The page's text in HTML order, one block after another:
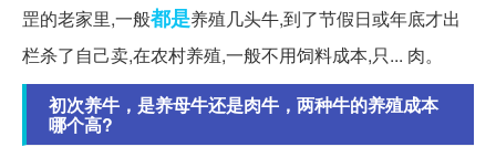
罡的老家里,一般都是养殖几头牛,到了节假日或年底才出
栏杀了自己卖,在农村养殖,一般不用饲料成本,只... 肉。
初次养牛，是养母牛还是肉牛，两种牛的养殖成本
哪个高?